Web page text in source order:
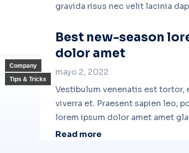
gravida risus nec velit lacinia
Company
Tips & Tricks
Best new-season
dolor amet
mayo 2, 2022
Vestibulum venenatis est tortor,
viverra et. Praesent sapien leo,
lorem ipsum dolor amet amet
Read more